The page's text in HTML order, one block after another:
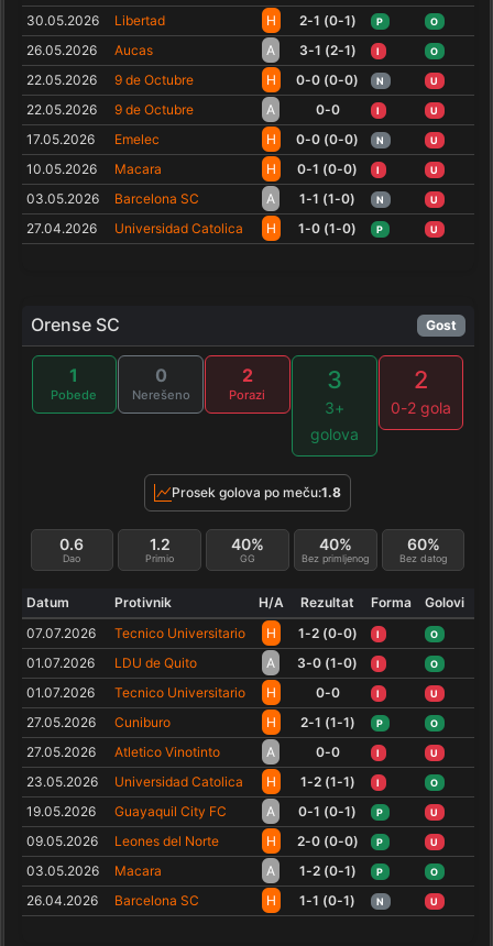
30.05.2026 Libertad H 2-1 (0-1) P O
26.05.2026 Aucas A 3-1 (2-1) I O
22.05.2026 9 de Octubre H 0-0 (0-0) N U
22.05.2026 9 de Octubre A 0-0 I U
17.05.2026 Emelec H 0-0 (0-0) N U
10.05.2026 Macara H 0-1 (0-0) I U
03.05.2026 Barcelona SC A 1-1 (1-0) N U
27.04.2026 Universidad Catolica H 1-0 (1-0) P U
Orense SC Gost
1
Pobede
0
Nerešeno
2
Porazi
3
3+
golova
2
0-2 gola
Prosek golova po meču:1.8
Dao
0.6
Primio
1.2
GG
40%
Bez primljenog
40%
Bez datog
60%
Datum Protivnik H/A Rezultat Forma
Golovi
07.07.2026
Tecnico Universitario H 1-2 (0-0) I O
01.07.2026 LDU de Quito A 3-0 (1-0) I O
01.07.2026 Tecnico Universitario H 0-0 I U
27.05.2026 Cuniburo H 2-1 (1-1) P O
27.05.2026 Atletico Vinotinto A 0-0 I U
23.05.2026 Universidad Catolica H 1-2 (1-1) I O
19.05.2026 Guayaquil City FC A 0-1 (0-1) P U
09.05.2026 Leones del Norte H 2-0 (0-0) P U
03.05.2026 Macara A 1-2 (0-1) P O
26.04.2026 Barcelona SC H 1-1 (0-1) N U